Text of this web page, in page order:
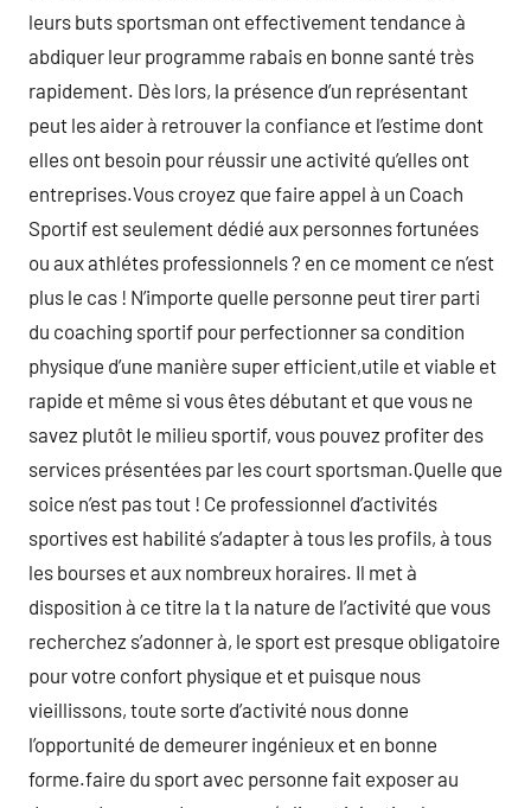
leurs buts sportsman ont effectivement tendance à
abdiquer leur programme rabais en bonne santé très
rapidement. Dès lors, la présence d’un représentant
peut les aider à retrouver la confiance et l’estime dont
elles ont besoin pour réussir une activité qu’elles ont
entreprises.Vous croyez que faire appel à un Coach
Sportif est seulement dédié aux personnes fortunées
ou aux athlétes professionnels ? en ce moment ce n’est
plus le cas ! N’importe quelle personne peut tirer parti
du coaching sportif pour perfectionner sa condition
physique d’une manière super efficient,utile et viable et
rapide et même si vous êtes débutant et que vous ne
savez plutôt le milieu sportif, vous pouvez profiter des
services présentées par les court sportsman.Quelle que
soice n’est pas tout ! Ce professionnel d’activités
sportives est habilité s’adapter à tous les profils, à tous
les bourses et aux nombreux horaires. Il met à
disposition à ce titre la t la nature de l’activité que vous
recherchez s’adonner à, le sport est presque obligatoire
pour votre confort physique et et puisque nous
vieillissons, toute sorte d’activité nous donne
l’opportunité de demeurer ingénieux et en bonne
forme.faire du sport avec personne fait exposer au